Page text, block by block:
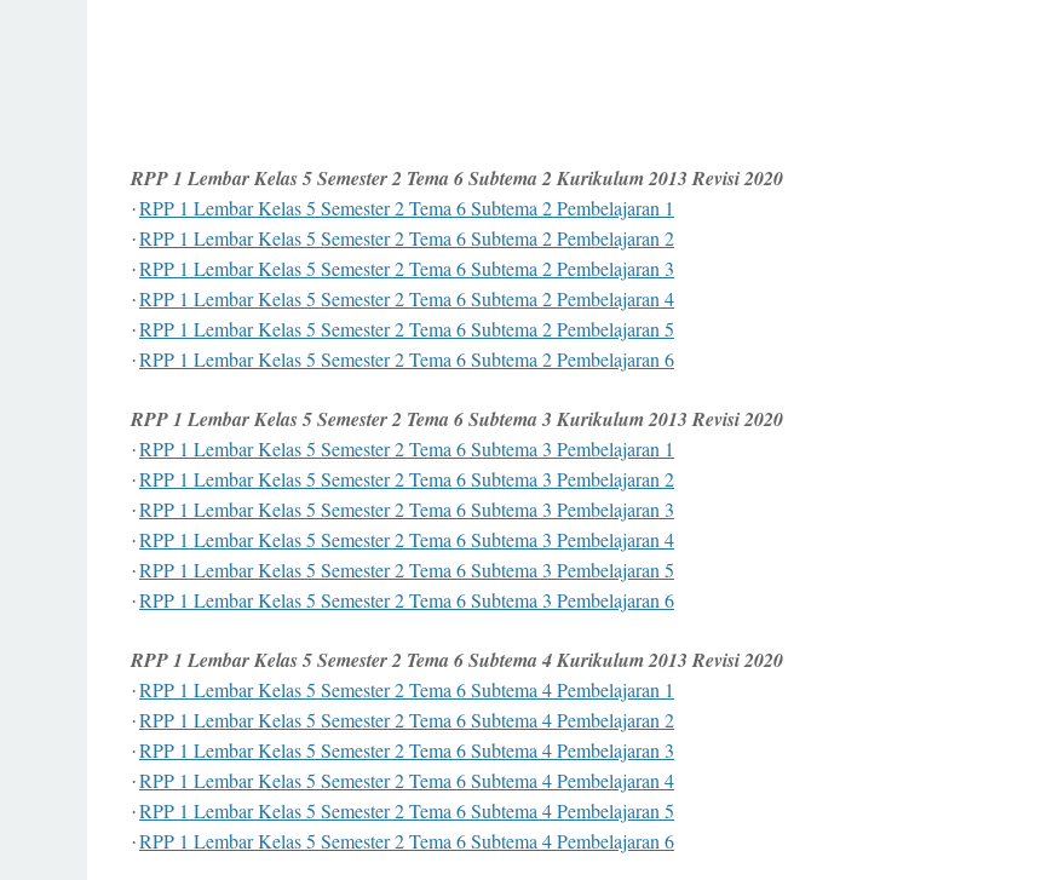
RPP 1 Lembar Kelas 5 Semester 2 Tema 6 Subtema 2 Kurikulum 2013 Revisi 2020
·RPP 1 Lembar Kelas 5 Semester 2 Tema 6 Subtema 2 Pembelajaran 1
·RPP 1 Lembar Kelas 5 Semester 2 Tema 6 Subtema 2 Pembelajaran 2
·RPP 1 Lembar Kelas 5 Semester 2 Tema 6 Subtema 2 Pembelajaran 3
·RPP 1 Lembar Kelas 5 Semester 2 Tema 6 Subtema 2 Pembelajaran 4
·RPP 1 Lembar Kelas 5 Semester 2 Tema 6 Subtema 2 Pembelajaran 5
·RPP 1 Lembar Kelas 5 Semester 2 Tema 6 Subtema 2 Pembelajaran 6
RPP 1 Lembar Kelas 5 Semester 2 Tema 6 Subtema 3 Kurikulum 2013 Revisi 2020
·RPP 1 Lembar Kelas 5 Semester 2 Tema 6 Subtema 3 Pembelajaran 1
·RPP 1 Lembar Kelas 5 Semester 2 Tema 6 Subtema 3 Pembelajaran 2
·RPP 1 Lembar Kelas 5 Semester 2 Tema 6 Subtema 3 Pembelajaran 3
·RPP 1 Lembar Kelas 5 Semester 2 Tema 6 Subtema 3 Pembelajaran 4
·RPP 1 Lembar Kelas 5 Semester 2 Tema 6 Subtema 3 Pembelajaran 5
·RPP 1 Lembar Kelas 5 Semester 2 Tema 6 Subtema 3 Pembelajaran 6
RPP 1 Lembar Kelas 5 Semester 2 Tema 6 Subtema 4 Kurikulum 2013 Revisi 2020
·RPP 1 Lembar Kelas 5 Semester 2 Tema 6 Subtema 4 Pembelajaran 1
·RPP 1 Lembar Kelas 5 Semester 2 Tema 6 Subtema 4 Pembelajaran 2
·RPP 1 Lembar Kelas 5 Semester 2 Tema 6 Subtema 4 Pembelajaran 3
·RPP 1 Lembar Kelas 5 Semester 2 Tema 6 Subtema 4 Pembelajaran 4
·RPP 1 Lembar Kelas 5 Semester 2 Tema 6 Subtema 4 Pembelajaran 5
·RPP 1 Lembar Kelas 5 Semester 2 Tema 6 Subtema 4 Pembelajaran 6